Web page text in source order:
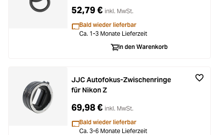
52,79 € inkl. MwSt.
Bald wieder lieferbar
Ca. 1-3 Monate Lieferzeit
In den Warenkorb
JJC Autofokus-Zwischenringe
für Nikon Z
69,98 € inkl. MwSt.
Bald wieder lieferbar
Ca. 3-6 Monate Lieferzeit